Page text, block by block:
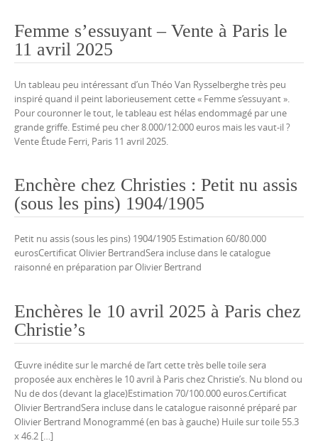
Femme s’essuyant – Vente à Paris le
11 avril 2025
Un tableau peu intéressant d’un Théo Van Rysselberghe très peu
inspiré quand il peint laborieusement cette « Femme s’essuyant ».
Pour couronner le tout, le tableau est hélas endommagé par une
grande griffe. Estimé peu cher 8.000/12:000 euros mais les vaut-il ?
Vente Étude Ferri, Paris 11 avril 2025.
Enchère chez Christies : Petit nu assis
(sous les pins) 1904/1905
Petit nu assis (sous les pins) 1904/1905 Estimation 60/80.000
eurosCertificat Olivier BertrandSera incluse dans le catalogue
raisonné en préparation par Olivier Bertrand
Enchères le 10 avril 2025 à Paris chez
Christie’s
Œuvre inédite sur le marché de l’art cette très belle toile sera
proposée aux enchères le 10 avril à Paris chez Christie’s. Nu blond ou
Nu de dos (devant la glace)Estimation 70/100.000 euros.Certificat
Olivier BertrandSera incluse dans le catalogue raisonné préparé par
Olivier Bertrand Monogrammé (en bas à gauche) Huile sur toile 55.3
x 46.2 […]